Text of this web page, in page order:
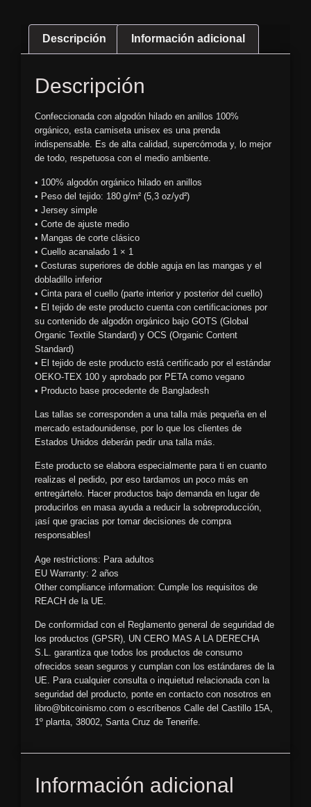
Descripción Información adicional
Descripción
Confeccionada con algodón hilado en anillos 100%
orgánico, esta camiseta unisex es una prenda
indispensable. Es de alta calidad, supercómoda y, lo mejor
de todo, respetuosa con el medio ambiente.
• 100% algodón orgánico hilado en anillos
• Peso del tejido: 180 g/m² (5,3 oz/yd²)
• Jersey simple
• Corte de ajuste medio
• Mangas de corte clásico
• Cuello acanalado 1 × 1
• Costuras superiores de doble aguja en las mangas y el
dobladillo inferior
• Cinta para el cuello (parte interior y posterior del cuello)
• El tejido de este producto cuenta con certificaciones por
su contenido de algodón orgánico bajo GOTS (Global
Organic Textile Standard) y OCS (Organic Content
Standard)
• El tejido de este producto está certificado por el estándar
OEKO-TEX 100 y aprobado por PETA como vegano
• Producto base procedente de Bangladesh
Las tallas se corresponden a una talla más pequeña en el
mercado estadounidense, por lo que los clientes de
Estados Unidos deberán pedir una talla más.
Este producto se elabora especialmente para ti en cuanto
realizas el pedido, por eso tardamos un poco más en
entregártelo. Hacer productos bajo demanda en lugar de
producirlos en masa ayuda a reducir la sobreproducción,
¡así que gracias por tomar decisiones de compra
responsables!
Age restrictions: Para adultos
EU Warranty: 2 años
Other compliance information: Cumple los requisitos de
REACH de la UE.
De conformidad con el Reglamento general de seguridad de
los productos (GPSR), UN CERO MAS A LA DERECHA
S.L. garantiza que todos los productos de consumo
ofrecidos sean seguros y cumplan con los estándares de la
UE. Para cualquier consulta o inquietud relacionada con la
seguridad del producto, ponte en contacto con nosotros en
libro@bitcoinismo.com o escríbenos Calle del Castillo 15A,
1º planta, 38002, Santa Cruz de Tenerife.
Información adicional